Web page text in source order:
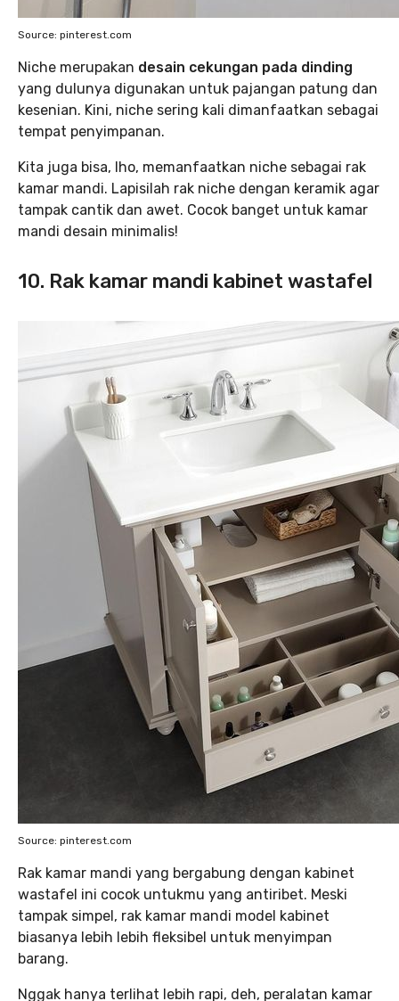
Source: pinterest.com
Niche merupakan desain cekungan pada dinding
yang dulunya digunakan untuk pajangan patung dan
kesenian. Kini, niche sering kali dimanfaatkan sebagai
tempat penyimpanan.
Kita juga bisa, lho, memanfaatkan niche sebagai rak
kamar mandi. Lapisilah rak niche dengan keramik agar
tampak cantik dan awet. Cocok banget untuk kamar
mandi desain minimalis!
10. Rak kamar mandi kabinet wastafel
Source: pinterest.com
Rak kamar mandi yang bergabung dengan kabinet
wastafel ini cocok untukmu yang antiribet. Meski
tampak simpel, rak kamar mandi model kabinet
biasanya lebih lebih fleksibel untuk menyimpan
barang.
Nggak hanya terlihat lebih rapi, deh, peralatan kamar